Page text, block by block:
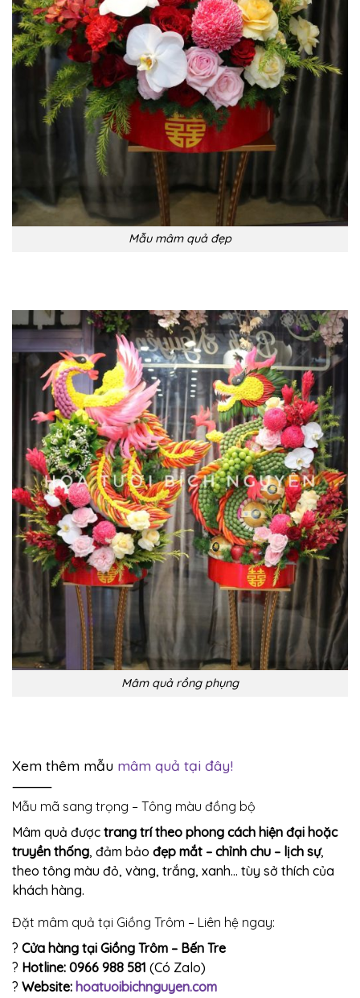
Mẫu mâm quả đẹp
Mâm quả rồng phụng
Xem thêm mẫu mâm quả tại đây!
⸻
Mẫu mã sang trọng – Tông màu đồng bộ
Mâm quả được trang trí theo phong cách hiện đại hoặc
truyền thống, đảm bảo đẹp mắt – chỉnh chu – lịch sự,
theo tông màu đỏ, vàng, trắng, xanh… tùy sở thích của
khách hàng.
Đặt mâm quả tại Giồng Trôm – Liên hệ ngay:
? Cửa hàng tại Giồng Trôm – Bến Tre
? Hotline: 0966 988 581 (Có Zalo)
? Website: hoatuoibichnguyen.com